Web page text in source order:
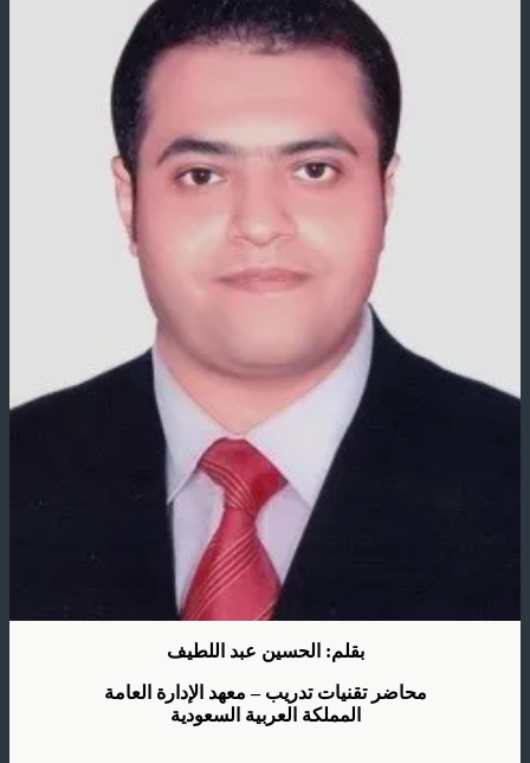
بقلم: الحسين عبد اللطيف
محاضر تقنيات تدريب – معهد الإدارة العامة
المملكة العربية السعودية